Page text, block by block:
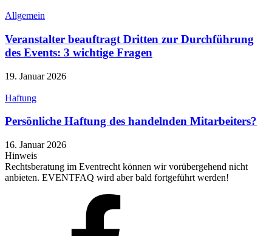
Allgemein
Veranstalter beauftragt Dritten zur Durchführung
des Events: 3 wichtige Fragen
19. Januar 2026
Haftung
Persönliche Haftung des handelnden Mitarbeiters?
16. Januar 2026
Hinweis
Rechtsberatung im Eventrecht können wir vorübergehend nicht
anbieten. EVENTFAQ wird aber bald fortgeführt werden!